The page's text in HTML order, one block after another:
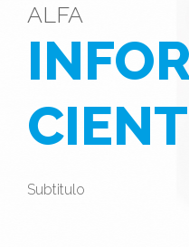
ALFA
Subtitulo